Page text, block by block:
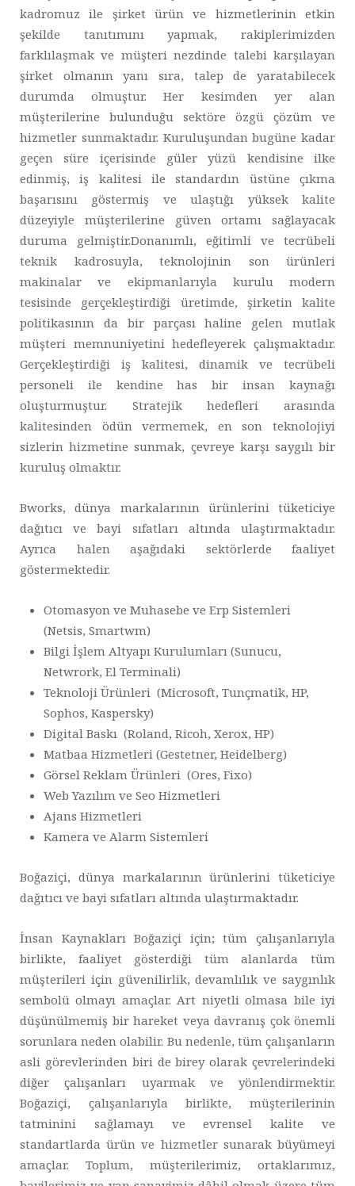
kadromuz ile şirket ürün ve hizmetlerinin etkin
şekilde tanıtımını yapmak, rakiplerimizden
farklılaşmak ve müşteri nezdinde talebi karşılayan
şirket olmanın yanı sıra, talep de yaratabilecek
durumda olmuştur. Her kesimden yer alan
müşterilerine bulunduğu sektöre özgü çözüm ve
hizmetler sunmaktadır. Kuruluşundan bugüne kadar
geçen süre içerisinde güler yüzü kendisine ilke
edinmiş, iş kalitesi ile standardın üstüne çıkma
başarısını göstermiş ve ulaştığı yüksek kalite
düzeyiyle müşterilerine güven ortamı sağlayacak
duruma gelmiştir.Donanımlı, eğitimli ve tecrübeli
teknik kadrosuyla, teknolojinin son ürünleri
makinalar ve ekipmanlarıyla kurulu modern
tesisinde gerçekleştirdiği üretimde, şirketin kalite
politikasının da bir parçası haline gelen mutlak
müşteri memnuniyetini hedefleyerek çalışmaktadır.
Gerçekleştirdiği iş kalitesi, dinamik ve tecrübeli
personeli ile kendine has bir insan kaynağı
oluşturmuştur. Stratejik hedefleri arasında
kalitesinden ödün vermemek, en son teknolojiyi
sizlerin hizmetine sunmak, çevreye karşı saygılı bir
kuruluş olmaktır.
Bworks, dünya markalarının ürünlerini tüketiciye
dağıtıcı ve bayi sıfatları altında ulaştırmaktadır.
Ayrıca halen aşağıdaki sektörlerde faaliyet
göstermektedir.
Otomasyon ve Muhasebe ve Erp Sistemleri
(Netsis, Smartwm)
Bilgi İşlem Altyapı Kurulumları (Sunucu,
Netwrork, El Terminali)
Teknoloji Ürünleri (Microsoft, Tunçmatik, HP,
Sophos, Kaspersky)
Digital Baskı (Roland, Ricoh, Xerox, HP)
Matbaa Hizmetleri (Gestetner, Heidelberg)
Görsel Reklam Ürünleri (Ores, Fixo)
Web Yazılım ve Seo Hizmetleri
Ajans Hizmetleri
Kamera ve Alarm Sistemleri
Boğaziçi, dünya markalarının ürünlerini tüketiciye
dağıtıcı ve bayi sıfatları altında ulaştırmaktadır.
İnsan Kaynakları Boğaziçi için; tüm çalışanlarıyla
birlikte, faaliyet gösterdiği tüm alanlarda tüm
müşterileri için güvenilirlik, devamlılık ve saygınlık
sembolü olmayı amaçlar. Art niyetli olmasa bile iyi
düşünülmemiş bir hareket veya davranış çok önemli
sorunlara neden olabilir. Bu nedenle, tüm çalışanların
asli görevlerinden biri de birey olarak çevrelerindeki
diğer çalışanları uyarmak ve yönlendirmektir.
Boğaziçi, çalışanlarıyla birlikte, müşterilerinin
tatminini sağlamayı ve evrensel kalite ve
standartlarda ürün ve hizmetler sunarak büyümeyi
amaçlar. Toplum, müşterilerimiz, ortaklarımız,